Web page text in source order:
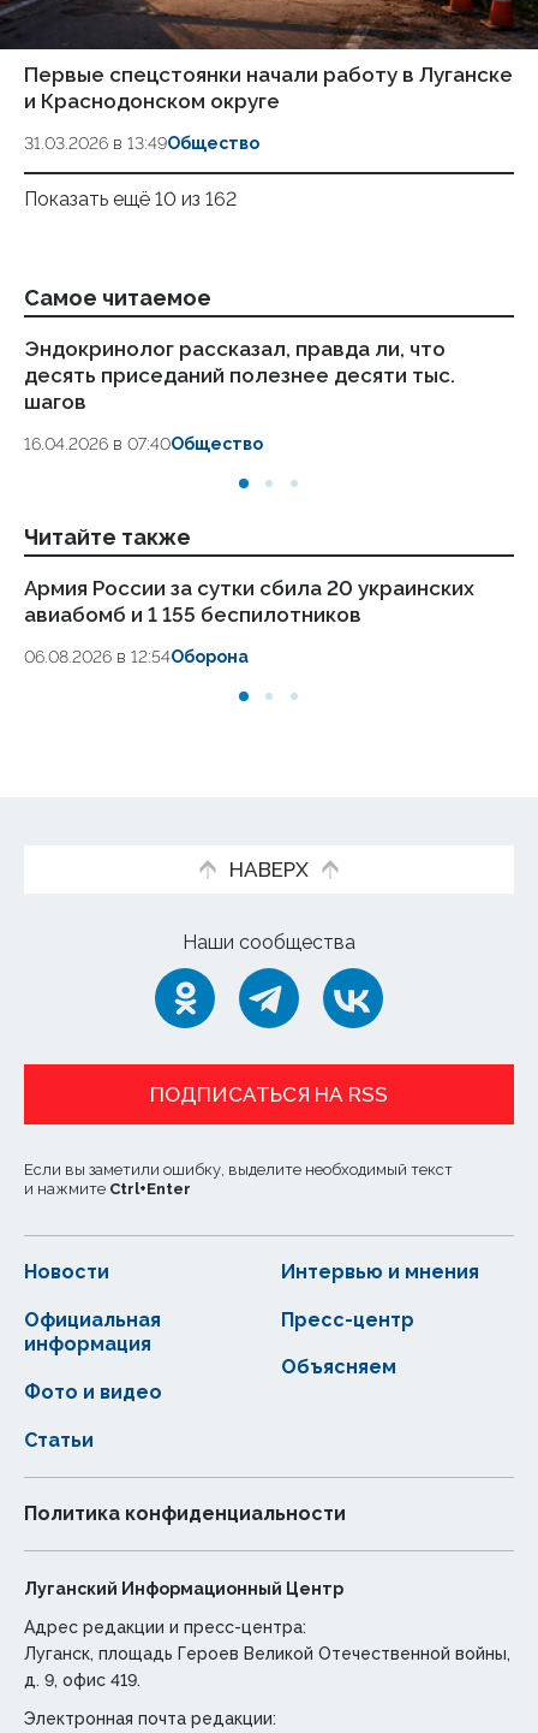
Первые спецстоянки начали работу в Луганске
и Краснодонском округе
31.03.2026 в 13:49Общество
Показать ещё 10 из 162
Самое читаемое
Эндокринолог рассказал, правда ли, что
десять приседаний полезнее десяти тыс.
шагов
16.04.2026 в 07:40Общество
Читайте также
Армия России за сутки сбила 20 украинских
авиабомб и 1 155 беспилотников
06.08.2026 в 12:54Оборона
НАВЕРХ
Наши сообщества
ПОДПИСАТЬСЯ НА RSS
Если вы заметили ошибку, выделите необходимый текст
и нажмите Ctrl+Enter
Новости
Статьи
Официальная
информация
Интервью и мнения
Фото и видео
Пресс-центр
Объясняем
Политика конфиденциальности
Луганский Информационный Центр
Адрес редакции и пресс-центра:
Луганск, площадь Героев Великой Отечественной войны,
д. 9, офис 419.
Электронная почта редакции: